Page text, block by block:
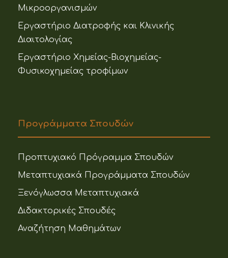
Μικροοργανισμών
Εργαστήριο Διατροφής και Κλινικής
Διαιτολογίας
Εργαστήριο Χημείας-Βιοχημείας-
Φυσικοχημείας τροφίμων
Προγράμματα Σπουδών
Προπτυχιακό Πρόγραμμα Σπουδών
Μεταπτυχιακά Προγράμματα Σπουδών
Ξενόγλωσσα Μεταπτυχιακά
Διδακτορικές Σπουδές
Αναζήτηση Μαθημάτων